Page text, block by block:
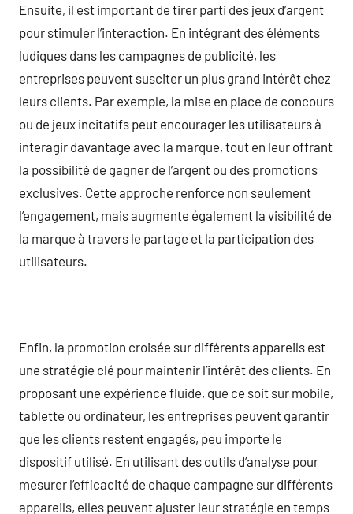
Ensuite, il est important de tirer parti des jeux d’argent
pour stimuler l’interaction. En intégrant des éléments
ludiques dans les campagnes de publicité, les
entreprises peuvent susciter un plus grand intérêt chez
leurs clients. Par exemple, la mise en place de concours
ou de jeux incitatifs peut encourager les utilisateurs à
interagir davantage avec la marque, tout en leur offrant
la possibilité de gagner de l’argent ou des promotions
exclusives. Cette approche renforce non seulement
l’engagement, mais augmente également la visibilité de
la marque à travers le partage et la participation des
utilisateurs.
Enfin, la promotion croisée sur différents appareils est
une stratégie clé pour maintenir l’intérêt des clients. En
proposant une expérience fluide, que ce soit sur mobile,
tablette ou ordinateur, les entreprises peuvent garantir
que les clients restent engagés, peu importe le
dispositif utilisé. En utilisant des outils d’analyse pour
mesurer l’efficacité de chaque campagne sur différents
appareils, elles peuvent ajuster leur stratégie en temps